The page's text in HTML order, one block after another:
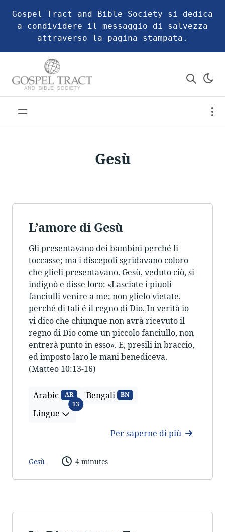
Gospel Tract and Bible Society si dedica
a condividere il messaggio di salvezza
attraverso la pagina stampata.
Gesù
L’amore di Gesù
Gli presentavano dei bambini perché li
toccasse; ma i discepoli sgridavano coloro
che glieli presentavano. Gesù, veduto ciò, si
indignò e disse loro: «Lasciate i piuoli
fanciulli venire a me; non glielo vietate,
perché di tali é il regno di Dio. In verità io
vi dico che chiunque non avrà ricevuto il
regno di Dio come un piccolo fanciullo, non
entrerà punto in esso». E, presili in braccio,
ed imposto laro le mani benediceva.
(Matteo 10:13-16)
Arabic AR Bengali BN
Lingue
13Lingue
Per saperne di più
Gesù 4 minutes